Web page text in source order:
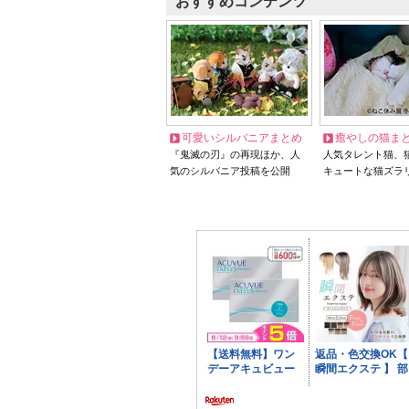
可愛いシルバニアまとめ
『鬼滅の刃』の再現ほか、人
気のシルバニア投稿を公開
癒やしの猫ま
人気タレント猫
キュートな猫ズラ